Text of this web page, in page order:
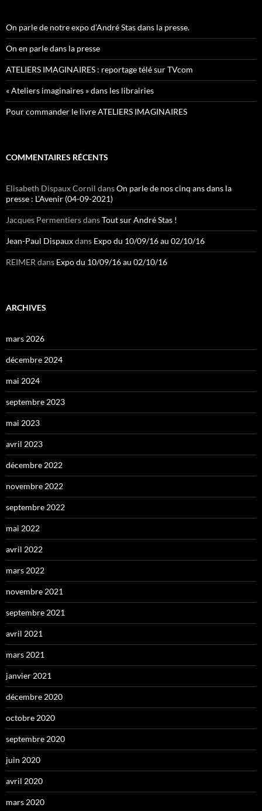
On parle de notre expo d’André Stas dans la presse.
On en parle dans la presse
ATELIERS IMAGINAIRES : reportage télé sur TVcom
« Ateliers imaginaires » dans les librairies
Pour commander le livre ATELIERS IMAGINAIRES
COMMENTAIRES RÉCENTS
Elisabeth Dispaux Cornil dansOn parle de nos cinq ans dans la
presse : L’Avenir (04-09-2021)
Jacques PermentiersdansTout sur André Stas !
Jean-Paul Dispauxdans Expo du 10/09/16 au 02/10/16
REIMER dans Expo du 10/09/16 au 02/10/16
ARCHIVES
mars 2026
décembre 2024
mai 2024
septembre 2023
mai 2023
avril 2023
décembre 2022
novembre 2022
septembre 2022
mai 2022
avril 2022
mars 2022
novembre 2021
septembre 2021
avril 2021
mars 2021
janvier 2021
décembre 2020
octobre 2020
septembre 2020
juin 2020
avril 2020
mars 2020